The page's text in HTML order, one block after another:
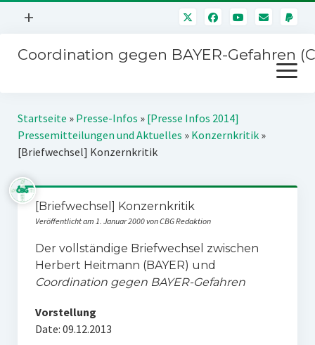
Menü
+
Mitmachen
Über uns
Kontakt
Impressum
Störfälle
Coordination gegen BAYER-Gefahren
Menü
öffnen
Kampagnen
Stichwort BAYER
Jahrestagung
Startseite » Presse-Infos » [Presse Infos 2014]
Pressemitteilungen und Aktuelles » Konzernkritik»
[Briefwechsel] Konzernkritik
[Briefwechsel] Konzernkritik
Veröffentlicht am 1. Januar 2000 von CBG Redaktion
Der vollständige Briefwechsel zwischen
Herbert Heitmann (BAYER) und
Coordination gegen BAYER-Gefahren
Vorstellung
Date: 09.12.2013